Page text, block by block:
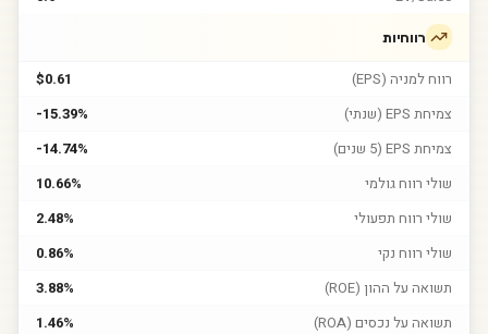
רווחיות
רווח למניה (EPS)
$0.61
צמיחת EPS (שנתי)
-15.39%
צמיחת EPS (5 שנים)
-14.74%
שולי רווח גולמי
10.66%
שולי רווח תפעולי
2.48%
שולי רווח נקי
0.86%
תשואה על ההון (ROE)
3.88%
תשואה על נכסים (ROA)
1.46%